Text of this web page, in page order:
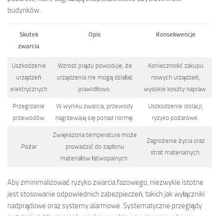
budynków.
Skutek
zwarcia
Opis Konsekwencje
Uszkodzenie
urządzeń
elektrycznych
Wzrost prądu powoduje, że
urządzenia nie mogą działać
prawidłowo.
Konieczność zakupu
nowych urządzeń,
wysokie koszty napraw.
Przegrzanie
przewodów
W wyniku zwarcia, przewody
nagrzewają się ponad normę.
Uszkodzenie izolacji,
ryzyko pożarowe.
Pożar
Zwiększona temperatura może
prowadzić do zapłonu
materiałów łatwopalnych.
Zagrożenie życia oraz
strat materialnych.
Aby zminimalizować ryzyko zwarcia fazowego, niezwykle istotne
jest stosowanie odpowiednich zabezpieczeń, takich jak wyłączniki
nadprądowe oraz systemy alarmowe. Systematyczne przeglądy